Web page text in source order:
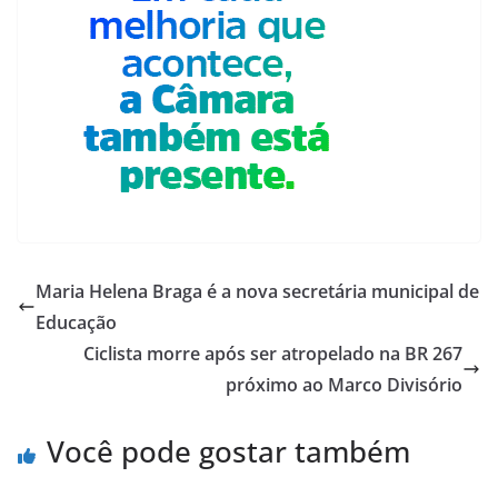
Maria Helena Braga é a nova secretária municipal de
Educação
Ciclista morre após ser atropelado na BR 267
próximo ao Marco Divisório
Você pode gostar também